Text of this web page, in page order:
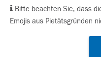
Bitte beachten Sie, dass
Emojis aus Pietätsgründen